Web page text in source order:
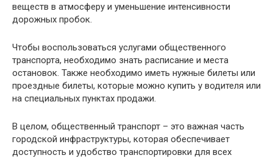
веществ в атмосферу и уменьшение интенсивности
дорожных пробок.
Чтобы воспользоваться услугами общественного
транспорта, необходимо знать расписание и места
остановок. Также необходимо иметь нужные билеты или
проездные билеты, которые можно купить у водителя или
на специальных пунктах продажи.
В целом, общественный транспорт – это важная часть
городской инфраструктуры, которая обеспечивает
доступность и удобство транспортировки для всех